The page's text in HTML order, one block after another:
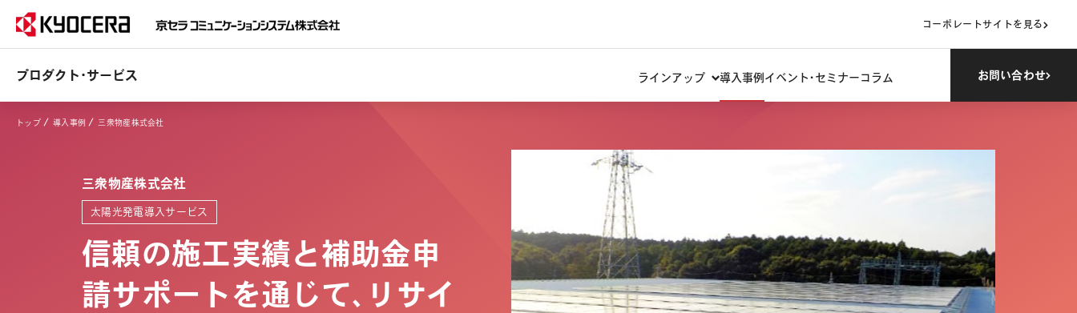
コーポレートサイトを見る
プロダクト・サービス ラインアップ 導入事例 イベント・セミナーコラム お問い合わせ
トップ 導入事例 三衆物産株式会社
三衆物産株式会社
太陽光発電導入サービス
信頼の施工実績と補助金申
請サポートを通じて、リサイ